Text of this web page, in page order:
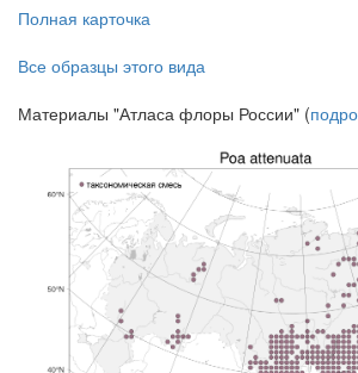
Полная карточка
Все образцы этого вида
Материалы "Атласа флоры России" (